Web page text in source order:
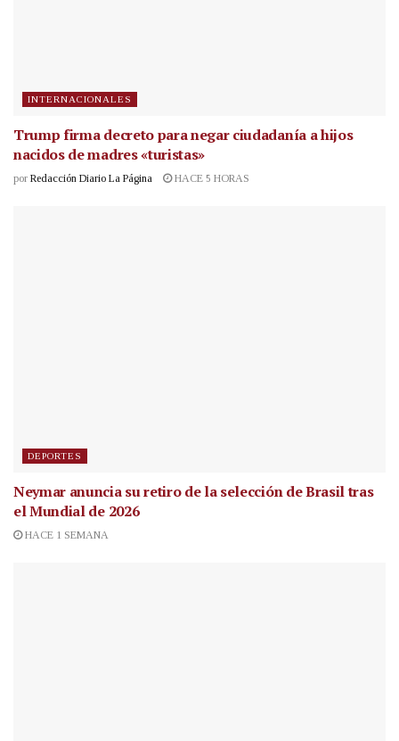
INTERNACIONALES
Trump firma decreto para negar ciudadanía a hijos
nacidos de madres «turistas»
por Redacción Diario La Página HACE 5 HORAS
DEPORTES
Neymar anuncia su retiro de la selección de Brasil tras
el Mundial de 2026
HACE 1 SEMANA